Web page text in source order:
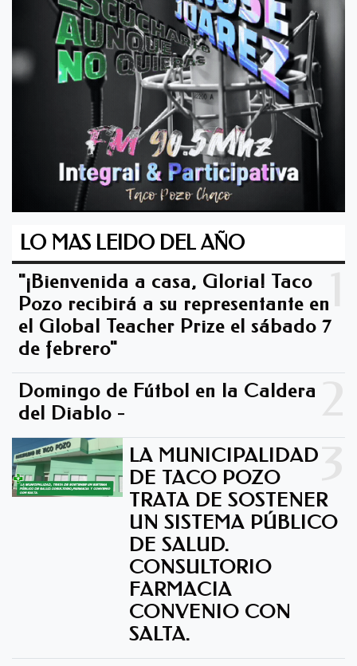
LO MAS LEIDO DEL AÑO
"¡Bienvenida a casa, Gloria! Taco
Pozo recibirá a su representante en
el Global Teacher Prize el sábado 7
de febrero"
Domingo de Fútbol en la Caldera
del Diablo -
LA MUNICIPALIDAD
DE TACO POZO
TRATA DE SOSTENER
UN SISTEMA PÚBLICO
DE SALUD.
CONSULTORIO
FARMACIA
CONVENIO CON
SALTA.